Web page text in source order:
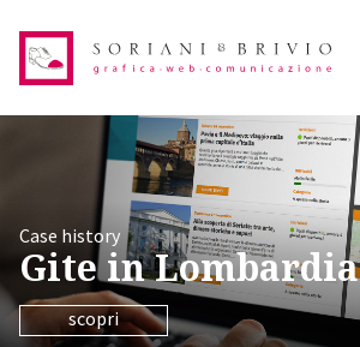
Case history
Gite in Lombardia
scopri